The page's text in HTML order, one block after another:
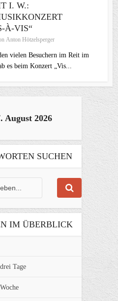
I. W.:
À-VIS“
Anton Hötzelsperger
vielen Besuchern im Reit im
es beim Konzert „Vis...
August 2026
SUCHEN
IM ÜBERBLICK
Tage